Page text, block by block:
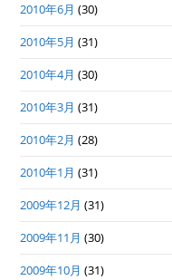
2010年6月 (30)
2010年5月 (31)
2010年4月 (30)
2010年3月 (31)
2010年2月 (28)
2010年1月 (31)
2009年12月 (31)
2009年11月 (30)
2009年10月 (31)